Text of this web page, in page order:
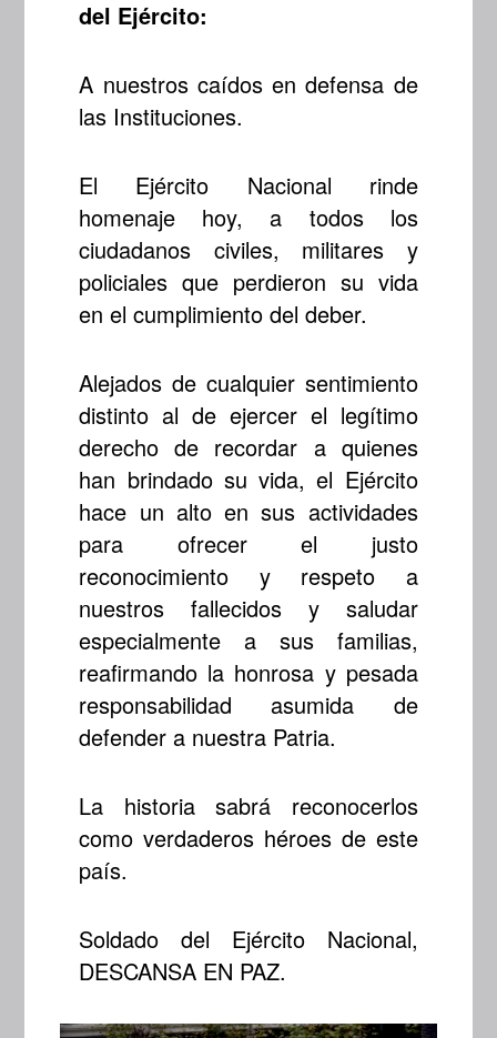
del Ejército:
A nuestros caídos en defensa de
las Instituciones.
El Ejército Nacional rinde
homenaje hoy, a todos los
ciudadanos civiles, militares y
policiales que perdieron su vida
en el cumplimiento del deber.
Alejados de cualquier sentimiento
distinto al de ejercer el legítimo
derecho de recordar a quienes
han brindado su vida, el Ejército
hace un alto en sus actividades
para ofrecer el justo
reconocimiento y respeto a
nuestros fallecidos y saludar
especialmente a sus familias,
reafirmando la honrosa y pesada
responsabilidad asumida de
defender a nuestra Patria.
La historia sabrá reconocerlos
como verdaderos héroes de este
país.
Soldado del Ejército Nacional,
DESCANSA EN PAZ.